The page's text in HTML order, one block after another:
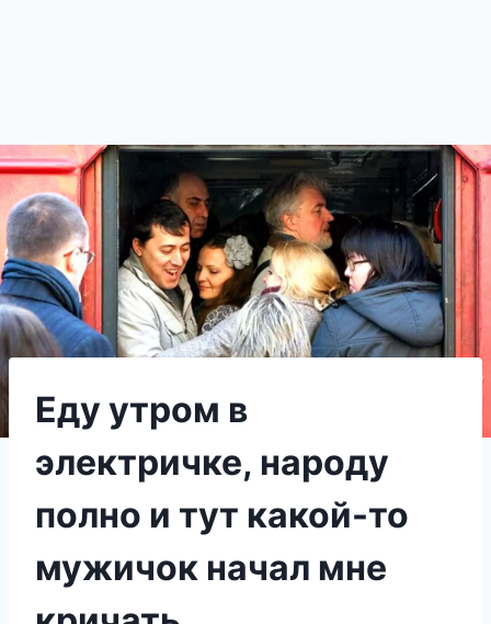
Еду утром в
электричке, народу
полно и тут какой-то
мужичок начал мне